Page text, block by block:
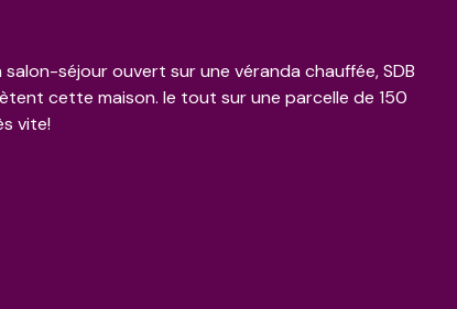
séjour ouvert sur une véranda chauffée, SDB
cette maison. le tout sur une parcelle de 150
vite!